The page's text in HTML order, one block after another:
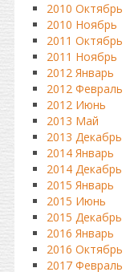
2010 Октябрь
2010 Ноябрь
2011 Октябрь
2011 Ноябрь
2012 Январь
2012 Февраль
2012 Июнь
2013 Май
2013 Декабрь
2014 Январь
2014 Декабрь
2015 Январь
2015 Июнь
2015 Декабрь
2016 Январь
2016 Октябрь
2017 Февраль